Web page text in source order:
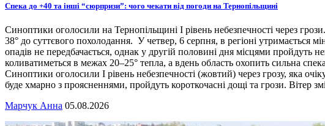
Спека до +40 та інші “сюрпризи”: чого чекати від погоди на Тернопільщині
Синоптики оголосили на Тернопільщині І рівень небезпечності через
38° до суттєвого похолодання. У четвер, 6 серпня, в регіоні утримається
опадів не передбачається, однак у другій половині дня місцями пройдуть
коливатиметься в межах 20–25° тепла, а вдень область охопить сильна
Синоптики оголосили І рівень небезпечності (жовтий) через грозу, яка
буде хмарно з проясненнями, пройдуть короткочасні дощі та грози. Вітер
Марчук Анна 05.08.2026